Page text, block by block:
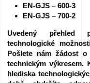
Granty
EU
Sponzorujeme
–
EN-GJS – 600-3
EN-GJS – 700-2
Uvedený přehled
technologické
Pošlete nám žádost
technickým výkresem.
hlediska